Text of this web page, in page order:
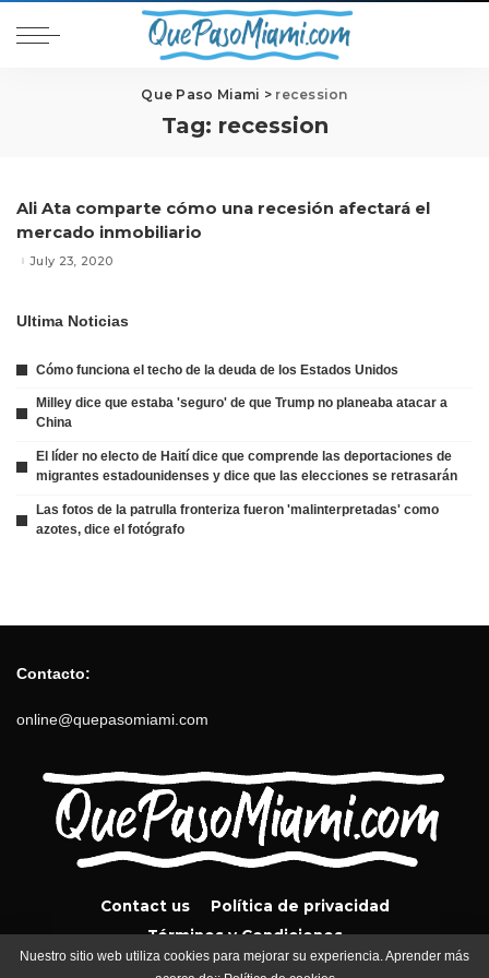
Que Paso Miami > recession
Tag: recession
Ali Ata comparte cómo una recesión afectará el
mercado inmobiliario
July 23, 2020
Ultima Noticias
Cómo funciona el techo de la deuda de los Estados Unidos
Milley dice que estaba 'seguro' de que Trump no planeaba atacar a
China
El líder no electo de Haití dice que comprende las deportaciones de
migrantes estadounidenses y dice que las elecciones se retrasarán
Las fotos de la patrulla fronteriza fueron 'malinterpretadas' como
azotes, dice el fotógrafo
Contacto:
online@quepasomiami.com
Contact us
Política de privacidad
Términos y Condiciones
Nuestro sitio web utiliza cookies para mejorar su experiencia. Aprender más